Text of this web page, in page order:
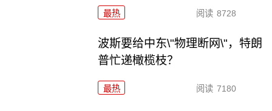
最热 阅读 8728
波斯要给中东\"物理断网\"，特朗
普忙递橄榄枝？
最热 阅读 7180